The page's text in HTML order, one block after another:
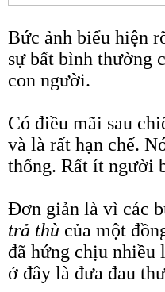
Bức ảnh biểu hiện
sự bất bình thường
con người.
Có điều mãi sau
và là rất hạn chế.
thống. Rất ít người
Đơn giản là vì các
trả thù của một
đã hứng chịu nhiều
ở đây là đưa đau